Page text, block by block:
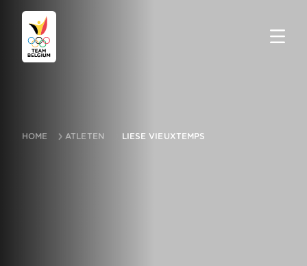
HOME ATLETEN LIESE VIEUXTEMPS